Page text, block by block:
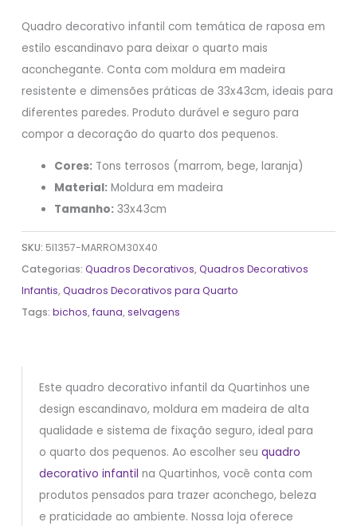
Quadro decorativo infantil com temática de raposa em
estilo escandinavo para deixar o quarto mais
aconchegante. Conta com moldura em madeira
resistente e dimensões práticas de 33x43cm, ideais para
diferentes paredes. Produto durável e seguro para
compor a decoração do quarto dos pequenos.
Cores: Tons terrosos (marrom, bege, laranja)
Material: Moldura em madeira
Tamanho: 33x43cm
SKU: 5I1357-MARROM30X40
Categorias:Quadros Decorativos,Quadros Decorativos
Infantis,Quadros Decorativos para Quarto
Tags:bichos,fauna,selvagens
Este quadro decorativo infantil da Quartinhos une
design escandinavo, moldura em madeira de alta
qualidade e sistema de fixação seguro, ideal para
o quarto dos pequenos. Ao escolher seu quadro
decorativo infantil na Quartinhos, você conta com
produtos pensados para trazer aconchego, beleza
e praticidade ao ambiente. Nossa loja oferece